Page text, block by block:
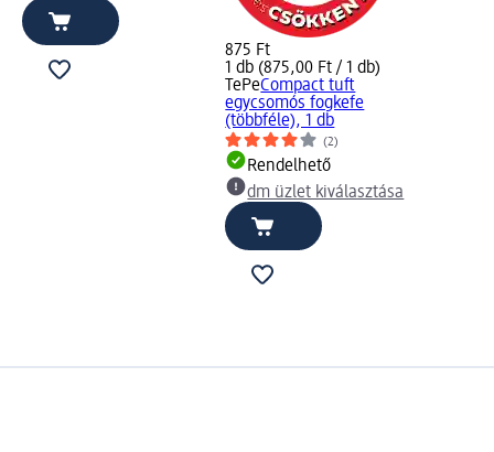
875 Ft
1 db (875,00 Ft / 1 db)
TePeCompact tuft
egycsomós fogkefe
(többféle), 1 db
(2)
Rendelhető
dm üzlet kiválasztása